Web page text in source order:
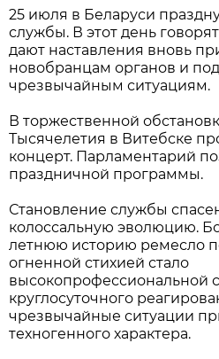
25 июля в Беларуси
службы. В этот день
дают наставления вновь
новобранцам органов и
чрезвычайным ситуациям.
В торжественной
Тысячелетия в Витебске
концерт. Парламентарий
праздничной программы.
Становление службы
колоссальную эволюцию.
летнюю историю ремесло
огненной стихией стало
высокопрофессиональной
круглосуточного
чрезвычайные ситуации
техногенного характера.